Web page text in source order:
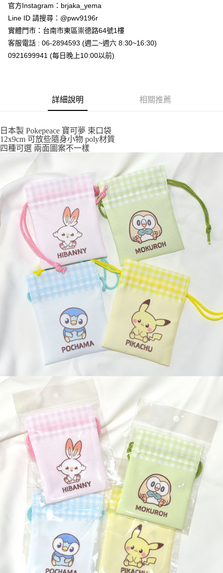
玉山商業銀行
台新國際商業銀行
台灣樂天信用卡公司
悠遊付
Google Pay
ATM付款
每筆NT$65，滿NT$999(含以上)免運費
每筆NT$65，滿NT$999(含以上)免運費
7-11取貨付款
每筆NT$65，滿NT$999(含以上)免運費
每筆NT$65，滿NT$999(含以上)免運費
每筆NT$100，滿NT$999(含以上)免運費
官方Instagram：brjaka_yema
Line ID 請搜尋：@pwv9196r
實體門市：台南市東區崇德路64號1樓
客服電話 : 06-2894593 (週二~週六 8:30~16:30)
0921699941 (每日晚上10:00以前)
詳細說明 相關推薦
日本製 Pokepeace 寶可夢 束口袋
12x9cm 可放些隨身小物 poly材質
四種可選 兩面圖案不一樣